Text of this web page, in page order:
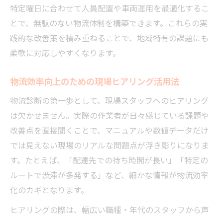
特定曜日に合わせて人員配置や車両運用を最適化するこ
とで、無駄のない物流体制を構築できます。これらの実
践的な改善策を積み重ねることで、地域特有の課題にも
柔軟に対応しやすくなります。
物流効率向上のための現場ヒアリング活用法
物流診断の第一歩として、現場スタッフへのヒアリング
は欠かせません。実際の作業者が日々感じている課題や
改善点を直接聞くことで、マニュアルや数値データだけ
では見えない現場のリアルな問題点が浮き彫りになりま
す。たとえば、「配達先での待ち時間が長い」「特定の
ルートで渋滞が多発する」など、細かな情報が物流効率
化のカギとなります。
ヒアリングの際は、幅広い職種・年代のスタッフから声